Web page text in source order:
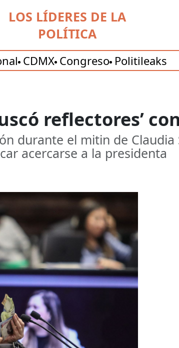
LOS LÍDERES DE LA
POLÍTICA
CDMX Congreso Politileaks
reflectores’
durante el mitin de
acercarse a la presidenta